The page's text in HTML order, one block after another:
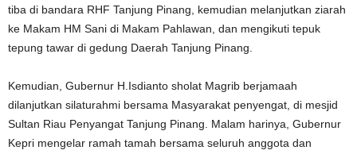
tiba di bandara RHF Tanjung Pinang, kemudian melanjutkan ziarah
ke Makam HM Sani di Makam Pahlawan, dan mengikuti tepuk
tepung tawar di gedung Daerah Tanjung Pinang.
Kemudian, Gubernur H.Isdianto sholat Magrib berjamaah
dilanjutkan silaturahmi bersama Masyarakat penyengat, di mesjid
Sultan Riau Penyangat Tanjung Pinang. Malam harinya, Gubernur
Kepri mengelar ramah tamah bersama seluruh anggota dan